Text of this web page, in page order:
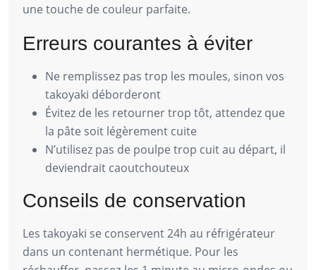
une touche de couleur parfaite.
Erreurs courantes à éviter
Ne remplissez pas trop les moules, sinon vos
takoyaki déborderont
Évitez de les retourner trop tôt, attendez que
la pâte soit légèrement cuite
N’utilisez pas de poulpe trop cuit au départ, il
deviendrait caoutchouteux
Conseils de conservation
Les takoyaki se conservent 24h au réfrigérateur
dans un contenant hermétique. Pour les